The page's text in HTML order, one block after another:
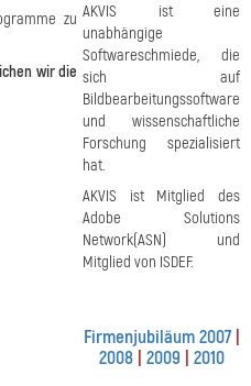
zu
wir die
AKVIS ist eine
unabhängige
Softwareschmiede, die
sich auf
Bildbearbeitungssoftware
und wissenschaftliche
Forschung spezialisiert
hat.
AKVIS ist Mitglied des
Adobe Solutions
Network(ASN) und
Mitglied von ISDEF.
Firmenjubiläum 2007|
2008| 2009 2010